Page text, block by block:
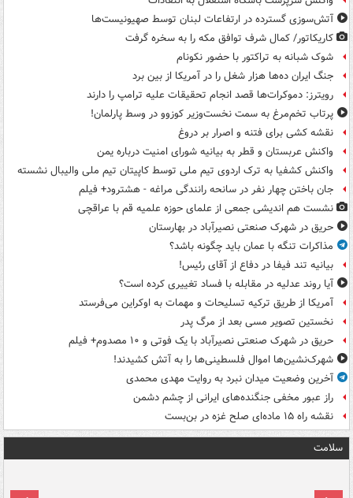
آتش‌سوزی گسترده در ارتفاعات لبنان توسط صهیونیست‌ها
کاریکاتور/ کمال شرف توافق مکه را به سخره گرفت
شوک شبانه به تراکتور با حضور نکونام
جنگ ایران ده‌ها هزار شغل را در آمریکا از بین برد
رویترز: دموکرات‌ها قصد انجام تحقیقات علیه ترامپ را دارند
پرتاب تخم‌مرغ به سمت نخست‌وزیر کوزوو در وسط پارلمان!
نقشه کشی برای فتنه و اصرار بر دروغ
واکنش عربستان و قطر به بیانیه شورای امنیت درباره یمن
واکنش کشفیا به ترک اردوی تیم ملی توسط کاپیتان تیم ملی والیبال نشسته
جان باختن چهار نفر در سانحه رانندگی مراغه - هشترود+ فیلم
نشست هم اندیشی جمعی از علمای حوزه علمیه قم با عراقچی
حریق در شهرک صنعتی نصیرآباد در بهارستان
مذاکرات تنگه با عمان باید چگونه باشد؟
بیانیه تند فیفا در دفاع از آقای رئیس!
آیا روند عدلیه در مقابله با فساد تغییری کرده است؟
آمریکا از طریق ترکیه تسلیحات و مهمات به اوکراین می‌فرستد
نخستین تصویر مسی بعد از مرگ پدر
حریق در شهرک صنعتی نصیرآباد با یک فوتی و ۱۰ مصدوم+ فیلم
شهرک‌نشین‌ها اموال فلسطینی‌ها را به آتش کشیدند!
آخرین وضعیت میدان نبرد به روایت مهدی محمدی
راز عبور مخفی جنگنده‌های ایرانی از چشم دشمن
نقشه راه ۱۵ ماده‌ای صلح غزه در بن‌بست
سلامت